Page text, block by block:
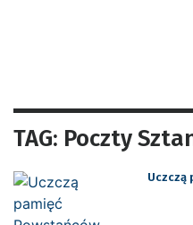
TAG: Poczty
Uczczą